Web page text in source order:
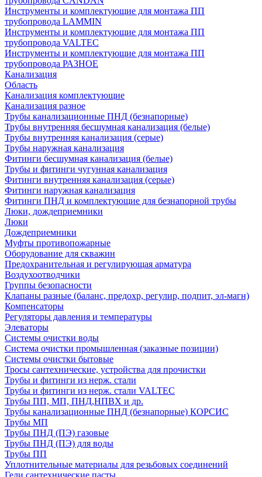
Инструменты и комплектующие для монтажа ПП
трубопровода LAMMIN
Инструменты и комплектующие для монтажа ПП
трубопровода VALTEC
Инструменты и комплектующие для монтажа ПП
трубопровода РАЗНОЕ
Канализация
Область
Канализация комплектующие
Канализация разное
Трубы канализационные ПНД (безнапорные)
Трубы внутренняя бесшумная канализация (белые)
Трубы внутренняя канализация (серые)
Трубы наружная канализация
Фитинги бесшумная канализация (белые)
Трубы и фитинги чугунная канализация
Фитинги внутренняя канализация (серые)
Фитинги наружная канализация
Фитинги ПНД и комплектующие для безнапорной трубы
Люки, дождеприемники
Люки
Дождеприемники
Муфты противопожарные
Оборудование для скважин
Предохранительная и регулирующая арматура
Воздухоотводчики
Группы безопасности
Клапаны разные (баланс, предохр, регулир, подпит, эл-магн)
Компенсаторы
Регуляторы давления и температуры
Элеваторы
Системы очистки воды
Система очистки промышленная (заказные позиции)
Системы очистки бытовые
Тросы сантехнические, устройства для прочистки
Трубы и фитинги из нерж. стали
Трубы и фитинги из нерж. стали VALTEC
Трубы ПП, МП, ПНД,НПВХ и др.
Трубы канализационные ПНД (безнапорные) КОРСИС
Трубы МП
Трубы ПНД (ПЭ) газовые
Трубы ПНД (ПЭ) для воды
Трубы ПП
Уплотнительные материалы для резьбовых соединений
Гели сантехнические,пасты